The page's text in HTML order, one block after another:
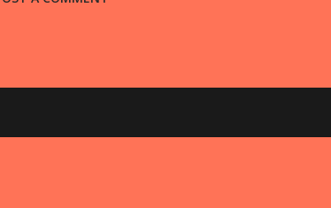
pemotongan lebih tinggi